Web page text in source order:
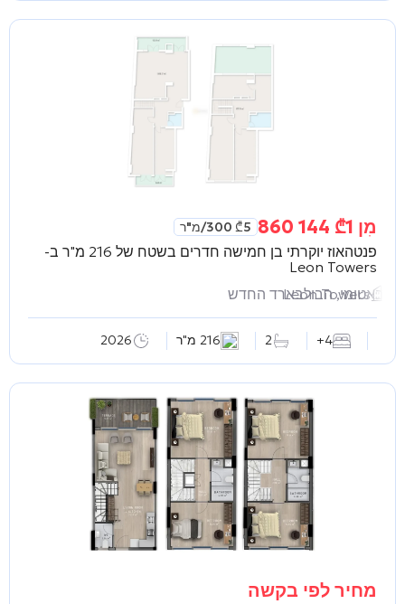
מִן ₾1 144 860
₾5 300 /מ"ר
פנטהאוז יוקרתי בן חמישה חדרים בשטח של 216 מ"ר ב-
Leon Towers
באטומי, הבולבארד החדש
Leon Towers
4+
2 216 מ"ר 2026
מחיר לפי בקשה